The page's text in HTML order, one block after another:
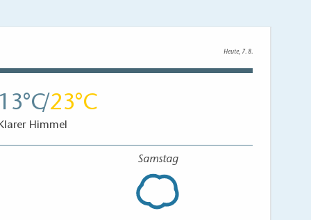
Heute, 7. 8.
13 23
Klarer Himmel
Samstag